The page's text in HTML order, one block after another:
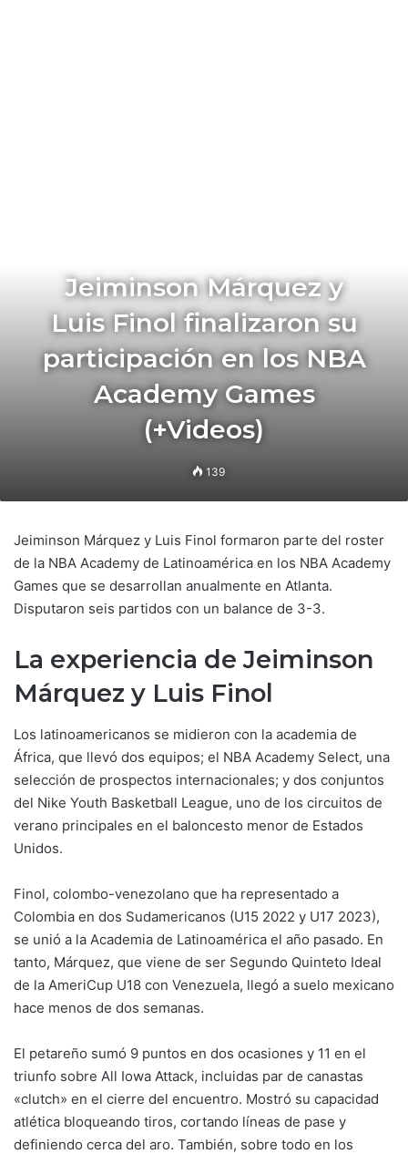
Jeiminson Márquez y
Luis Finol finalizaron su
participación en los NBA
Academy Games
(+Videos)
139
Jeiminson Márquez y Luis Finol formaron parte del roster
de la NBA Academy de Latinoamérica en los NBA Academy
Games que se desarrollan anualmente en Atlanta.
Disputaron seis partidos con un balance de 3-3.
La experiencia de Jeiminson
Márquez y Luis Finol
Los latinoamericanos se midieron con la academia de
África, que llevó dos equipos; el NBA Academy Select, una
selección de prospectos internacionales; y dos conjuntos
del Nike Youth Basketball League, uno de los circuitos de
verano principales en el baloncesto menor de Estados
Unidos.
Finol, colombo-venezolano que ha representado a
Colombia en dos Sudamericanos (U15 2022 y U17 2023),
se unió a la Academia de Latinoamérica el año pasado. En
tanto, Márquez, que viene de ser Segundo Quinteto Ideal
de la AmeriCup U18 con Venezuela, llegó a suelo mexicano
hace menos de dos semanas.
El petareño sumó 9 puntos en dos ocasiones y 11 en el
triunfo sobre All Iowa Attack, incluidas par de canastas
«clutch» en el cierre del encuentro. Mostró su capacidad
atlética bloqueando tiros, cortando líneas de pase y
definiendo cerca del aro. También, sobre todo en los